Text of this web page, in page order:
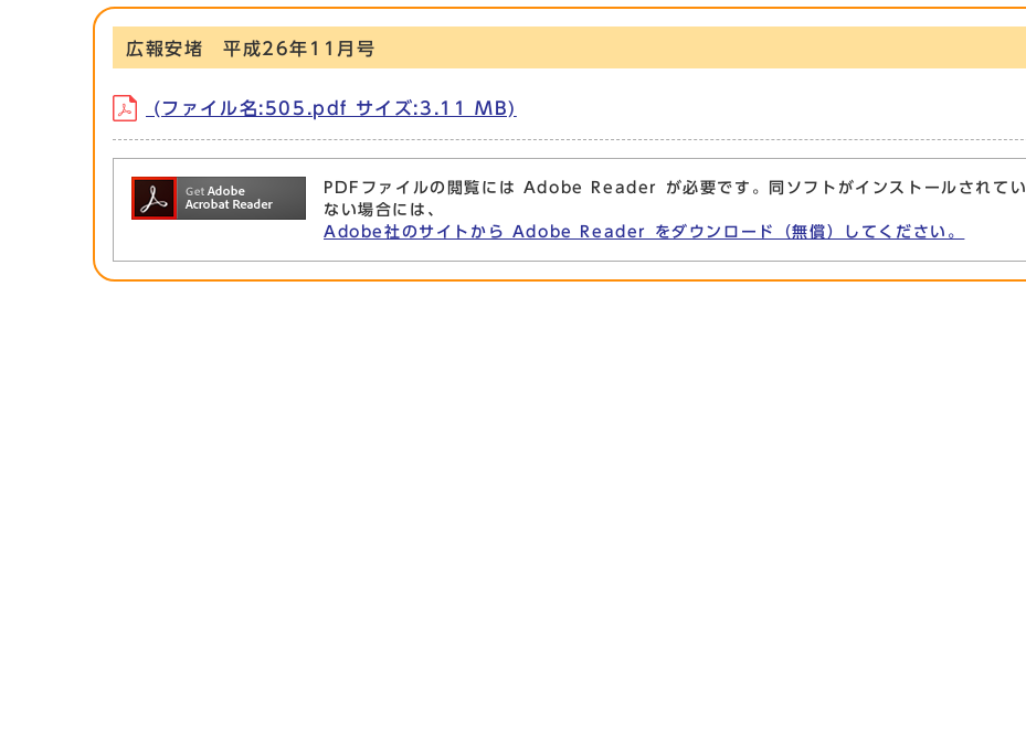
広報安堵 平成26年11月号
(ファイル名:505.pdf サイズ:3.11 MB)
PDFファイルの閲覧には Adobe Reader が必要です。同ソフトがインストールされてい
ない場合には、
Adobe社のサイトから Adobe Reader をダウンロード（無償）してください。